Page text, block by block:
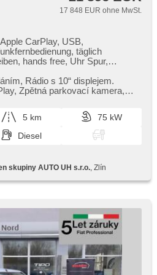
17 848 EUR ohne MwSt.
CarPlay, USB,
täglich
hands free, Uhr Spur,
Fahrkamera, parkovací senzory
höheneinstellbare Fahrersitz
Rádio s 10“ displejem.
Zpětná parkovací kamera,​
5 km
75 kW
Diesel
skupiny AUTO UH s.r.o. , Zlín